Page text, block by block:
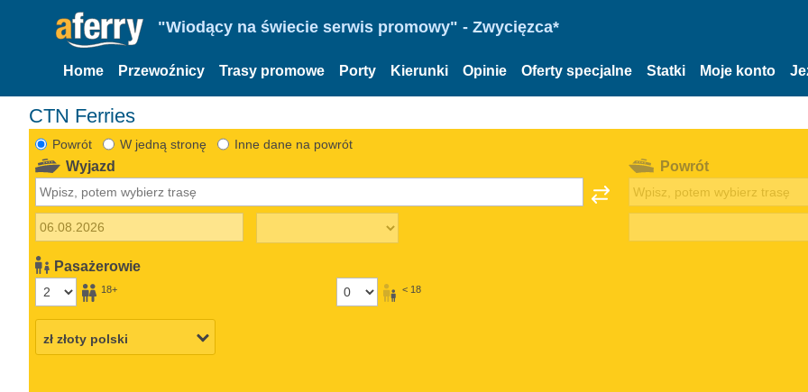
"Wiodący na świecie serwis promowy" - Zwycięzca*
Home Przewoźnicy Trasy promowe Porty Kierunki Opinie Oferty specjalne Statki Moje konto
CTN Ferries
Powrót W jedną stronę Inne dane na powrót
Wyjazd
Pasażerowie
18+ < 18
Powrót